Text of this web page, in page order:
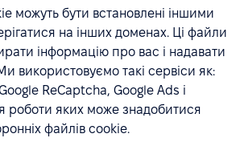
можуть бути встановлені іншими
на інших доменах. Ці файли
інформацію про вас і надавати
використовуємо такі сервіси як:
ReCaptcha, Google Ads і
роботи яких може знадобитися
файлів cookie.